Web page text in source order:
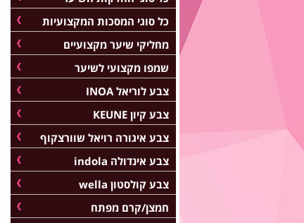
כל סוגי המסכות המקצועיות
מחליקי שיער מקצועיים
שמפו מקצועי לשיער
צבע לוריאל INOA
צבע קיון KEUNE
צבע איגורה רויאל שוורצקוף
צבע אינדולה indola
צבע קולסטון wella
חמצן/קרם מפתח